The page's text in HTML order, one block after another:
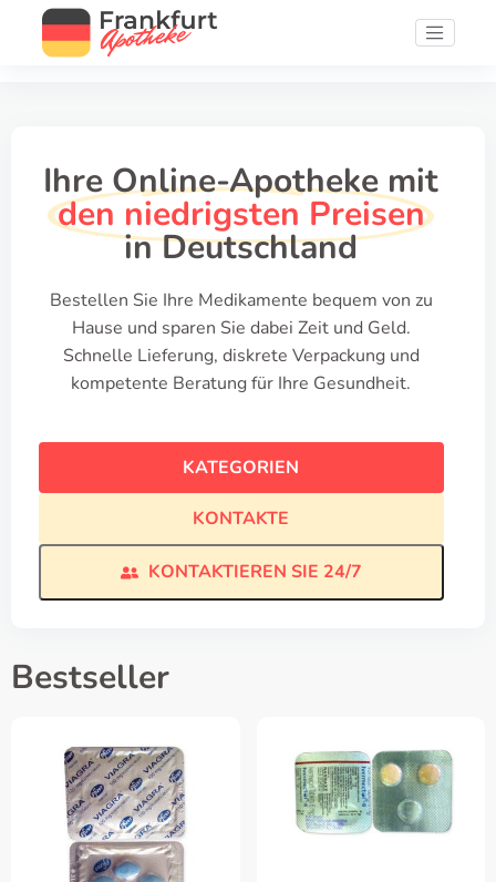
Ihre Online-Apotheke mit
den niedrigsten Preisen
in Deutschland
Bestellen Sie Ihre Medikamente bequem von zu
Hause und sparen Sie dabei Zeit und Geld.
Schnelle Lieferung, diskrete Verpackung und
kompetente Beratung für Ihre Gesundheit.
KATEGORIEN
KONTAKTE
KONTAKTIEREN SIE 24/7
Bestseller